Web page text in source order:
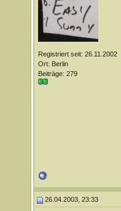
Registriert seit: 26.11.2002
Ort: Berlin
Beiträge: 279
26.04.2003, 23:33